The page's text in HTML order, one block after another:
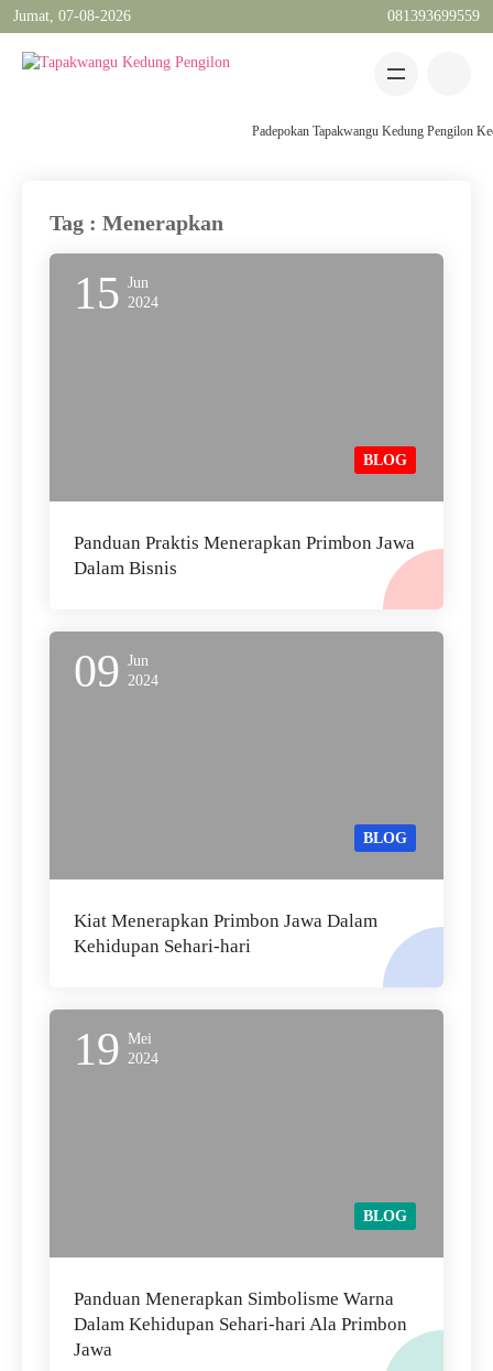
Jumat, 07-08-2026 081393699559
Padepokan Tapakwangu Kedung Pengilon
Tag : Menerapkan
15 Jun
2024
BLOG
Panduan Praktis Menerapkan Primbon Jawa
Dalam Bisnis
09 Jun
2024
BLOG
Kiat Menerapkan Primbon Jawa Dalam
Kehidupan Sehari-hari
19 Mei
2024
BLOG
Panduan Menerapkan Simbolisme Warna
Dalam Kehidupan Sehari-hari Ala Primbon
Jawa